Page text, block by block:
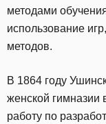
методами
использование
методов.
В 1864 году
женской гимназии
работу по